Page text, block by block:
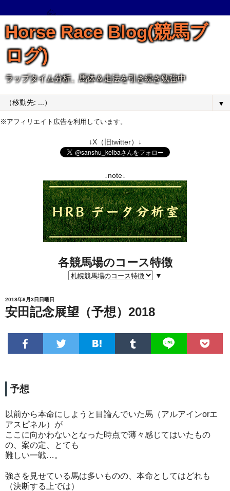
Horse Race Blog(競馬ブ
ログ)
ラップタイム分析、馬体＆走法を引き続き勉強中
▼
※アフィリエイト広告を利用しています。
↓X（旧twitter）↓
↓note↓
各競馬場のコース特徴
▼
2018年6月3日日曜日
安田記念展望（予想）2018
予想
以前から本命にしようと目論んでいた馬（アルアインorエ
アスピネル）が
ここに向かわないとなった時点で薄々感じてはいたもの
の、案の定、とても
難しい一戦…。
強さを見せている馬は多いものの、本命としてはどれも
（決断する上では）